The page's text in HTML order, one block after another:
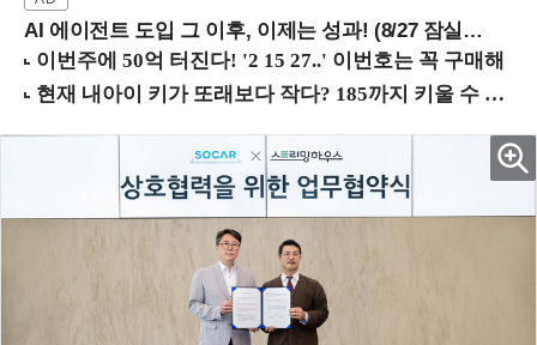
AI 에이전트 도입 그 이후, 이제는 성과! (8/27 잠실역)